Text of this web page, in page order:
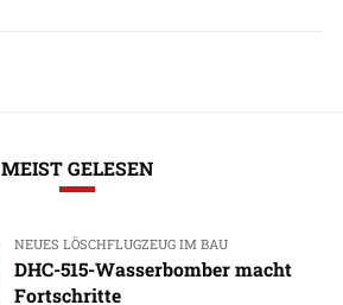
MEIST GELESEN
NEUES LÖSCHFLUGZEUG IM BAU
DHC-515-Wasserbomber macht
Fortschritte